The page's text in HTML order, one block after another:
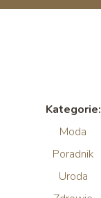
Kategorie:
Moda
Poradnik
Uroda